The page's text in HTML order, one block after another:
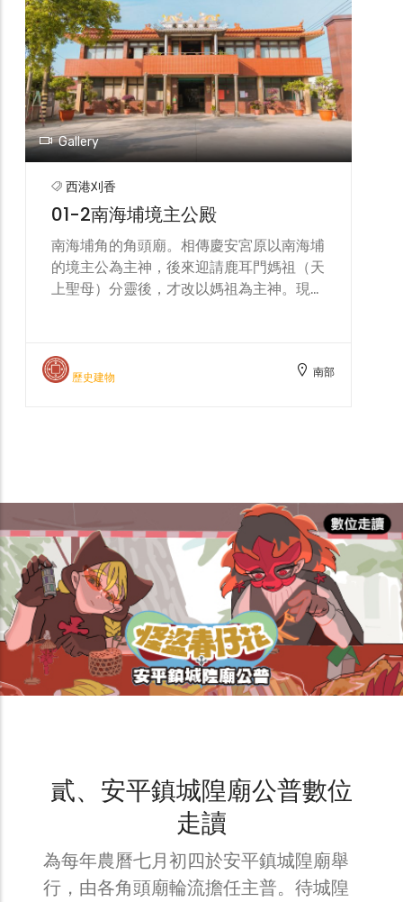
Gallery
西港刈香
01-3吉善堂八家將
瓦厝內吉善堂為西港慶安宮專屬八家將的陣
頭館，和三五甲鎮山宮吉興堂八家將系出同
門。該陣是代天巡狩的駕前陣頭，掌「二部
（文武差）、甘、柳、謝、范（四將）及
春、夏、勈、冬（四季神）等大神，五行陣
人文地景 南部
貳、安平鎮城隍廟公普數位
走讀
為每年農曆七月初四於安平鎮城隍廟舉
行，由各角頭廟輪流擔任主普。待城隍